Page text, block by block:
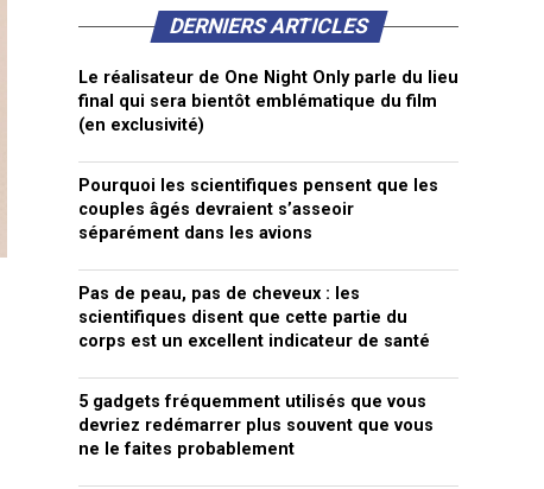
DERNIERS ARTICLES
Le réalisateur de One Night Only parle du lieu
final qui sera bientôt emblématique du film
(en exclusivité)
Pourquoi les scientifiques pensent que les
couples âgés devraient s’asseoir
séparément dans les avions
Pas de peau, pas de cheveux : les
scientifiques disent que cette partie du
corps est un excellent indicateur de santé
5 gadgets fréquemment utilisés que vous
devriez redémarrer plus souvent que vous
ne le faites probablement